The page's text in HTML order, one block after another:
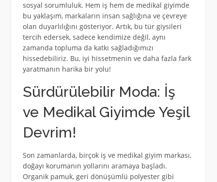
sosyal sorumluluk. Hem iş hem de medikal giyimde
bu yaklaşım, markaların insan sağlığına ve çevreye
olan duyarlılığını gösteriyor. Artık, bu tür giysileri
tercih edersek, sadece kendimize değil, aynı
zamanda topluma da katkı sağladığımızı
hissedebiliriz. Bu, iyi hissetmenin ve daha fazla fark
yaratmanın harika bir yolu!
Sürdürülebilir Moda: İş
ve Medikal Giyimde Yeşil
Devrim!
Son zamanlarda, birçok iş ve medikal giyim markası,
doğayı korumanın yollarını aramaya başladı.
Organik pamuk, geri dönüşümlü polyester gibi